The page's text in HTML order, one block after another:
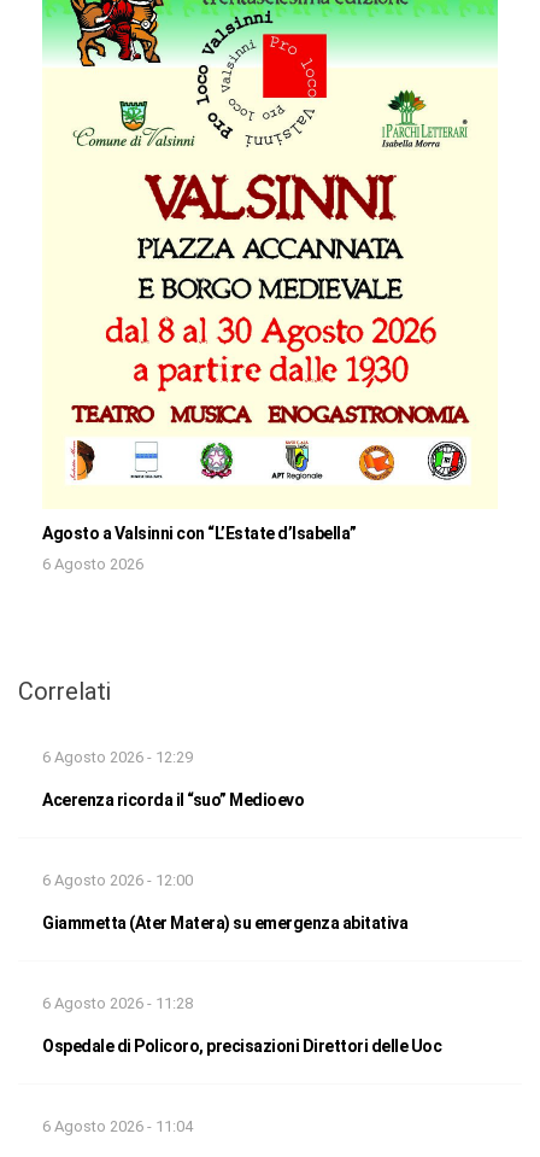
Agosto a Valsinni con “L’Estate d’Isabella”
6 Agosto 2026
Correlati
6 Agosto 2026 - 12:29
Acerenza ricorda il “suo” Medioevo
6 Agosto 2026 - 12:00
Giammetta (Ater Matera) su emergenza abitativa
6 Agosto 2026 - 11:28
Ospedale di Policoro, precisazioni Direttori delle Uoc
6 Agosto 2026 - 11:04